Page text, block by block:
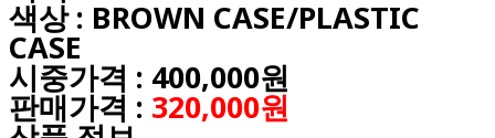
색상 : BROWN CASE/PLASTIC
CASE
시중가격 : 400,000원
판매가격 : 320,000원